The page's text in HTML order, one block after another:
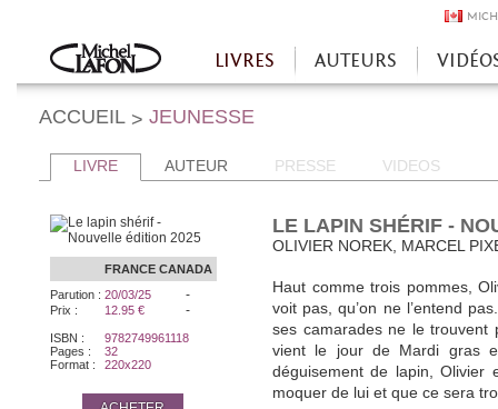
Accueil
LIVRES AUTEURS
ACCUEIL > JEUNESSE
LIVRE AUTEUR PRESSE VIDEOS
FRANCE CANADA
Parution : 20/03/25 -
Prix : 12.95 € -
ISBN :
9782749961118
Pages :
32
Format :
220x220
LE LAPIN SHÉRIF -
OLIVIER NOREK, MARCEL
Haut comme trois pommes,
voit pas, qu’on ne l’entend
ses camarades ne le trouvent
vient le jour de Mardi gras
déguisement de lapin,
moquer de lui et que ce sera